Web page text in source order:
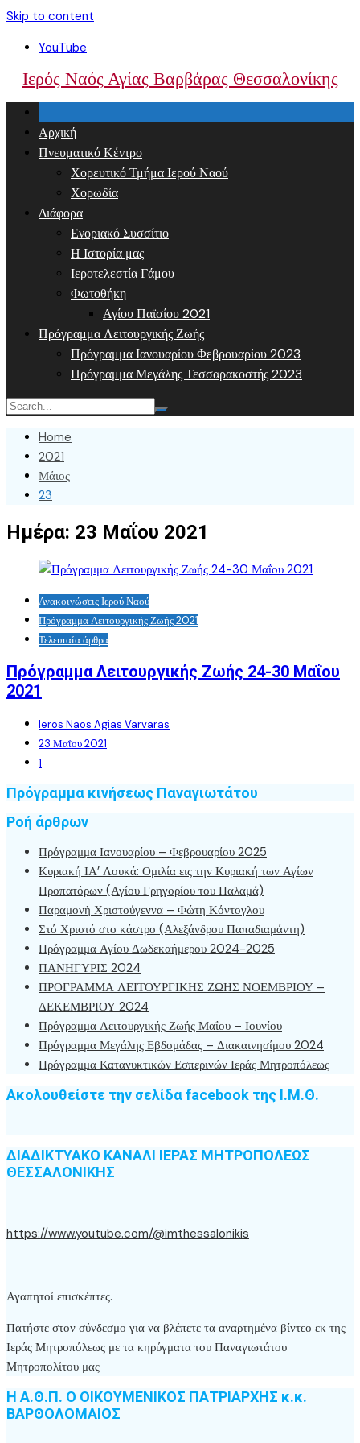
Skip to content
YouTube
Ιερός Ναός Αγίας Βαρβάρας Θεσσαλονίκης
Αρχική
Πνευματικό Κέντρο
Χορευτικό Τμήμα Ιερού Ναού
Χορωδία
Διάφορα
Ενοριακό Συσσίτιο
Η Ιστορία μας
Ιεροτελεστία Γάμου
Φωτοθήκη
Αγίου Παϊσίου 2021
Πρόγραμμα Λειτουργικής Ζωής
Πρόγραμμα Ιανουαρίου Φεβρουαρίου 2023
Πρόγραμμα Μεγάλης Τεσσαρακοστής 2023
Home
2021
Μάιος
23
Ημέρα: 23 Μαΐου 2021
Ανακοινώσεις Ιερού Ναού
Πρόγραμμα Λειτουργικής Ζωής 2021
Τελευταία άρθρα
Πρόγραμμα Λειτουργικής Ζωής 24-30 Μαΐου
2021
Ieros Naos Agias Varvaras
23 Μαΐου 2021
1
Πρόγραμμα κινήσεως Παναγιωτάτου
Ροή άρθρων
Πρόγραμμα Ιανουαρίου – Φεβρουαρίου 2025
Κυριακή ΙΑ’ Λουκά: Ομιλία εις την Κυριακή των Αγίων
Προπατόρων (Αγίου Γρηγορίου του Παλαμά)
Παραμονὴ Χριστούγεννα – Φώτη Κόντογλου
Στό Χριστό στο κάστρο (Αλεξάνδρου Παπαδιαμάντη)
Πρόγραμμα Αγίου Δωδεκαήμερου 2024-2025
ΠΑΝΗΓΥΡΙΣ 2024
ΠΡΟΓΡΑΜΜΑ ΛΕΙΤΟΥΡΓΙΚΗΣ ΖΩΗΣ ΝΟΕΜΒΡΙΟΥ –
ΔΕΚΕΜΒΡΙΟΥ 2024
Πρόγραμμα Λειτουργικής Ζωής Μαΐου – Ιουνίου
Πρόγραμμα Μεγάλης Εβδομάδας – Διακαινησίμου 2024
Πρόγραμμα Κατανυκτικών Εσπερινών Ιεράς Μητροπόλεως
Ακολουθείστε την σελίδα facebook της Ι.Μ.Θ.
ΔΙΑΔΙΚΤΥΑΚΟ ΚΑΝΑΛΙ ΙΕΡΑΣ ΜΗΤΡΟΠΟΛΕΩΣ
ΘΕΣΣΑΛΟΝΙΚΗΣ
https://www.youtube.com/@imthessalonikis
Αγαπητοί επισκέπτες.
Πατήστε στον σύνδεσμο για να βλέπετε τα αναρτημένα βίντεο εκ της
Ιεράς Μητροπόλεως με τα κηρύγματα του Παναγιωτάτου
Μητροπολίτου μας
Η Α.Θ.Π. Ο ΟΙΚΟΥΜΕΝΙΚΟΣ ΠΑΤΡΙΑΡΧΗΣ κ.κ.
ΒΑΡΘΟΛΟΜΑΙΟΣ